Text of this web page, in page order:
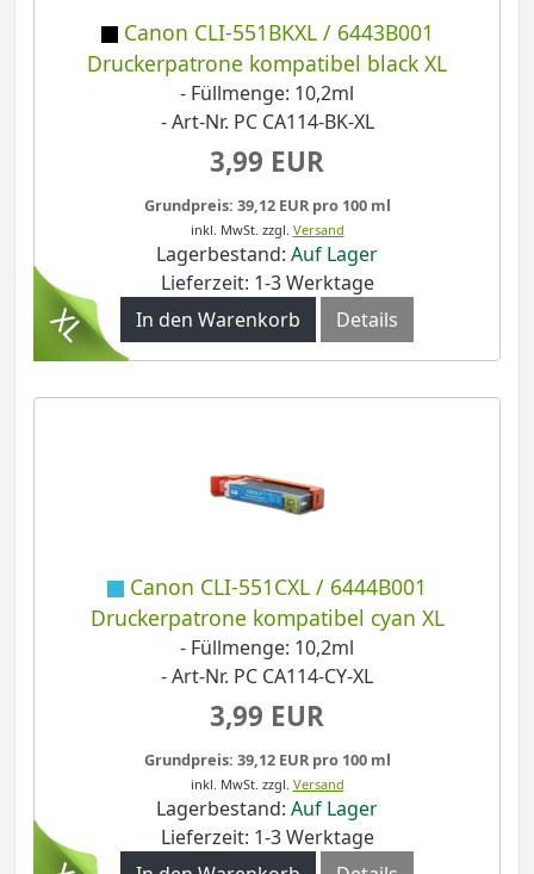
Canon CLI-551BKXL / 6443B001
Druckerpatrone kompatibel black XL
- Füllmenge: 10,2ml
- Art-Nr. PC CA114-BK-XL
3,99 EUR
Grundpreis: 39,12 EUR pro 100 ml
inkl. MwSt. zzgl. Versand
Lagerbestand: Auf Lager
Lieferzeit: 1-3 Werktage
In den Warenkorb
Details
Canon CLI-551CXL / 6444B001
Druckerpatrone kompatibel cyan XL
- Füllmenge: 10,2ml
- Art-Nr. PC CA114-CY-XL
3,99 EUR
Grundpreis: 39,12 EUR pro 100 ml
inkl. MwSt. zzgl. Versand
Lagerbestand: Auf Lager
Lieferzeit: 1-3 Werktage